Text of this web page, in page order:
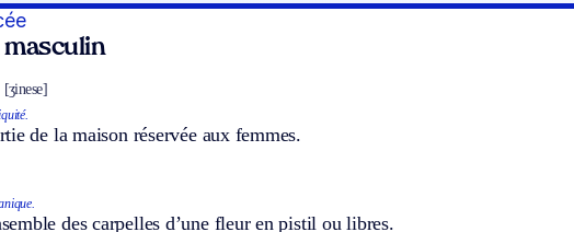
masculin
[ʒinese]
de la maison réservée aux femmes.
des carpelles d’une fleur en pistil ou libres.